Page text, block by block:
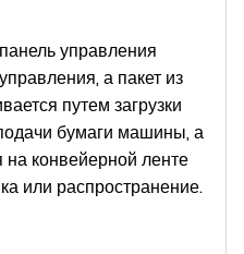
управления
а пакет из
путем загрузки
бумаги машины, а
на конвейерной ленте
или распространение.